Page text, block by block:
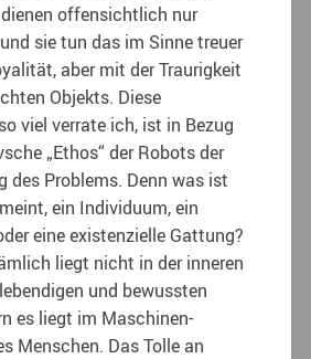
offensichtlich nur
sie tun das im Sinne treuer
aber mit der Traurigkeit
Objekts. Diese
viel verrate ich, ist in Bezug
„Ethos“ der Robots der
des Problems. Denn was ist
ein Individuum, ein
eine existenzielle Gattung?
liegt nicht in der inneren
und bewussten
es liegt im Maschinen-
Menschen. Das Tolle an